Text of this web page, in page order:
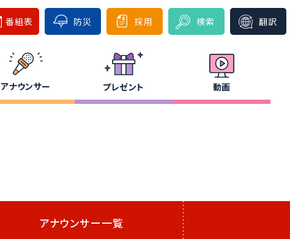
番組表 防災 採用 検索 翻訳
アナウンサー プレゼント 動画
アナウンサー一覧